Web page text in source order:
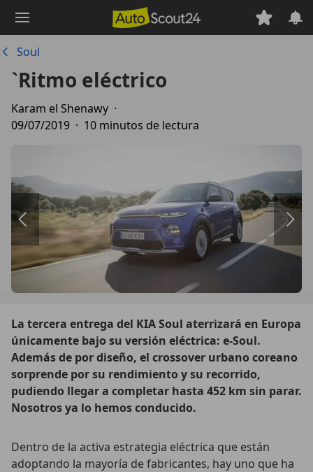
principal
Soul
`Ritmo eléctrico
Karam el Shenawy ·
09/07/2019 · 10 minutos de lectura
La tercera entrega del KIA Soul aterrizará en Europa
únicamente bajo su versión eléctrica: e-Soul.
Además de por diseño, el crossover urbano coreano
sorprende por su rendimiento y su recorrido,
pudiendo llegar a completar hasta 452 km sin parar.
Nosotros ya lo hemos conducido.
Dentro de la activa estrategia eléctrica que están
adoptando la mayoría de fabricantes, hay uno que ha